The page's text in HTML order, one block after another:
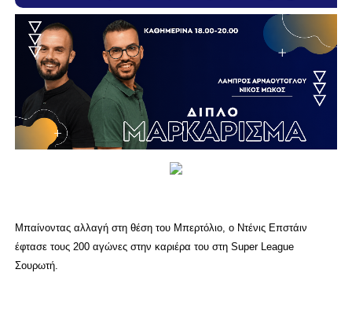
Μπαίνοντας αλλαγή στη θέση του Μπερτόλιο, ο Ντένις Επστάιν
έφτασε τους 200 αγώνες στην καριέρα του στη Super League
Σουρωτή.